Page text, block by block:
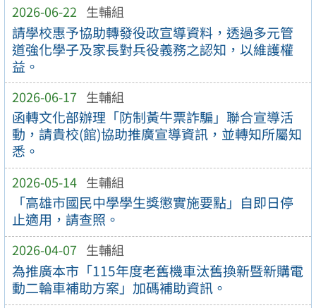
2026-06-22 生輔組
請學校惠予協助轉發役政宣導資料，透過多元管
道強化學子及家長對兵役義務之認知，以維護權
益。
2026-06-17 生輔組
函轉文化部辦理「防制黃牛票詐騙」聯合宣導活
動，請貴校(館)協助推廣宣導資訊，並轉知所屬知
悉。
2026-05-14 生輔組
「高雄市國民中學學生獎懲實施要點」自即日停
止適用，請查照。
2026-04-07 生輔組
為推廣本市「115年度老舊機車汰舊換新暨新購電
動二輪車補助方案」加碼補助資訊。